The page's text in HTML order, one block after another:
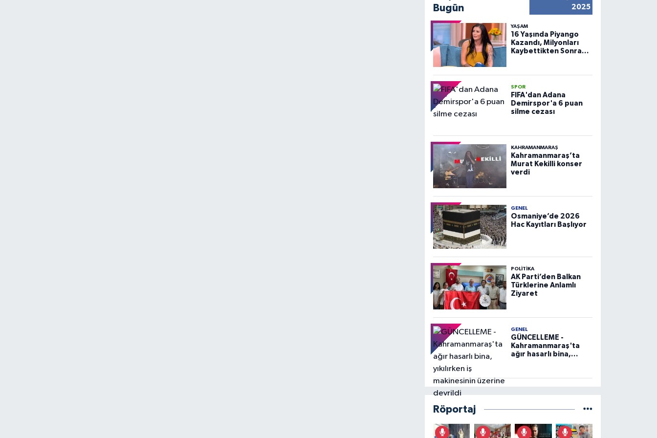
Bugün
2025
YAŞAM
16 Yaşında Piyango
Kazandı, Milyonları
Kaybettikten Sonra
SPOR
FIFA'dan Adana
Demirspor'a 6 puan
silme cezası
KAHRAMANMARAŞ
Kahramanmaraş’ta
Murat Kekilli konser
verdi
GENEL
Osmaniye’de 2026
Hac Kayıtları Başlıyor
POLITIKA
AK Parti’den Balkan
Türklerine Anlamlı
Ziyaret
GENEL
GÜNCELLEME -
Kahramanmaraş'ta
ağır hasarlı bina,
devrildi
Röportaj